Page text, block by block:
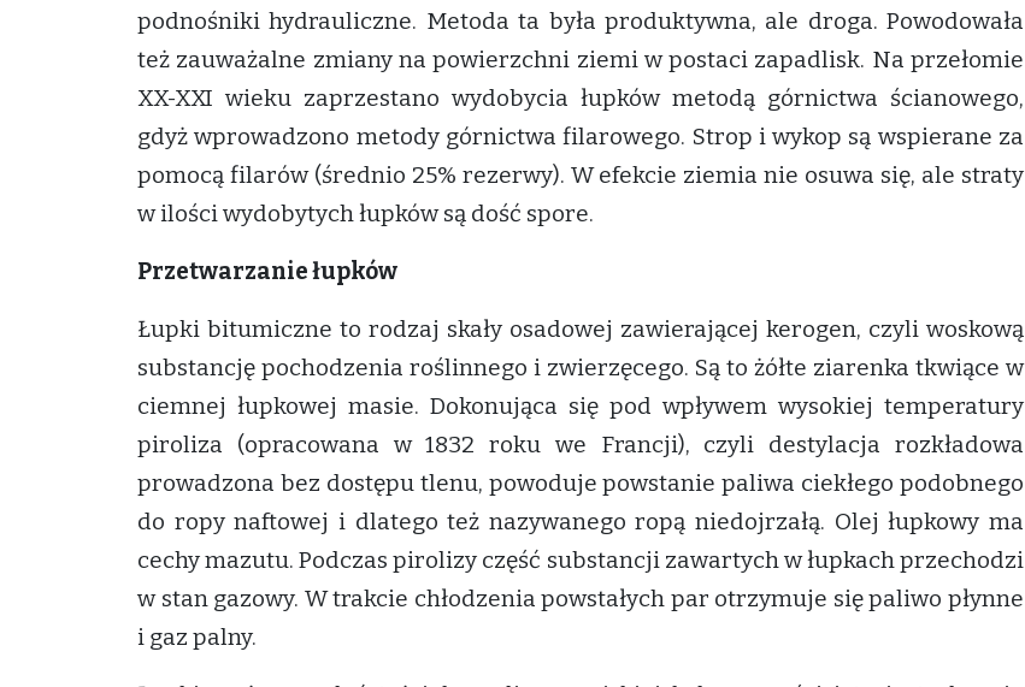
podnośniki hydrauliczne. Metoda ta była produktywna, ale droga. Powodowała
też zauważalne zmiany na powierzchni ziemi w postaci zapadlisk. Na przełomie
XX-XXI wieku zaprzestano wydobycia łupków metodą górnictwa ścianowego,
gdyż wprowadzono metody górnictwa filarowego. Strop i wykop są wspierane za
pomocą filarów (średnio 25% rezerwy). W efekcie ziemia nie osuwa się, ale straty
w ilości wydobytych łupków są dość spore.
Przetwarzanie łupków
Łupki bitumiczne to rodzaj skały osadowej zawierającej kerogen, czyli woskową
substancję pochodzenia roślinnego i zwierzęcego. Są to żółte ziarenka tkwiące w
ciemnej łupkowej masie. Dokonująca się pod wpływem wysokiej temperatury
piroliza (opracowana w 1832 roku we Francji), czyli destylacja rozkładowa
prowadzona bez dostępu tlenu, powoduje powstanie paliwa ciekłego podobnego
do ropy naftowej i dlatego też nazywanego ropą niedojrzałą. Olej łupkowy ma
cechy mazutu. Podczas pirolizy część substancji zawartych w łupkach przechodzi
w stan gazowy. W trakcie chłodzenia powstałych par otrzymuje się paliwo płynne
i gaz palny.